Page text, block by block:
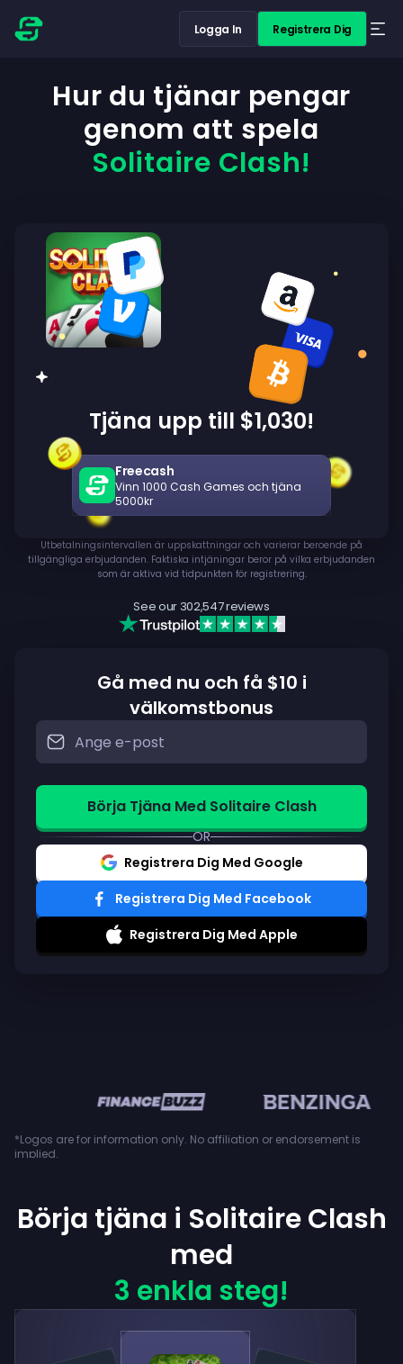
Logga In Registrera Dig
Hur du tjänar pengar
genom att spela
Solitaire Clash!
Tjäna upp till $1,030!
Freecash
Vinn 1000 Cash Games och tjäna
5000kr
Utbetalningsintervallen är uppskattningar och varierar beroende på
tillgängliga erbjudanden. Faktiska intjäningar beror på vilka erbjudanden
som är aktiva vid tidpunkten för registrering.
See our 302,547reviews
Gå med nu och få $10 i
välkomstbonus
Börja Tjäna Med Solitaire Clash
OR
Registrera Dig Med Google
Registrera Dig Med Facebook
Registrera Dig Med Apple
*Logos are for information only. No affiliation or endorsement is
implied.
Börja tjäna i Solitaire Clash
med
3 enkla steg!